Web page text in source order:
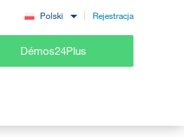
Polski Rejestracja
Démos24Plus